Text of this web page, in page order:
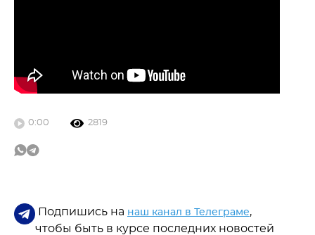
0:00 2819
Подпишись на наш канал в Телеграме,
чтобы быть в курсе последних новостей